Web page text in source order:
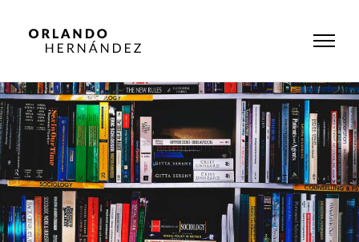
Category
¿Dios existe?
Home/ ¿Dios existe?